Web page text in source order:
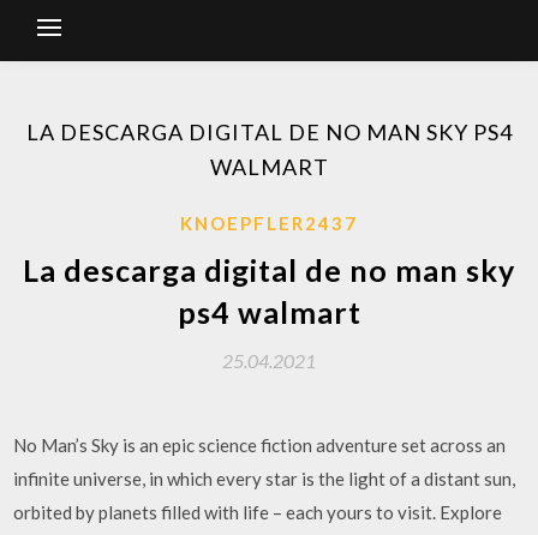
LA DESCARGA DIGITAL DE NO MAN SKY PS4
WALMART
KNOEPFLER2437
La descarga digital de no man sky
ps4 walmart
25.04.2021
No Man’s Sky is an epic science fiction adventure set across an
infinite universe, in which every star is the light of a distant sun,
orbited by planets filled with life – each yours to visit. Explore